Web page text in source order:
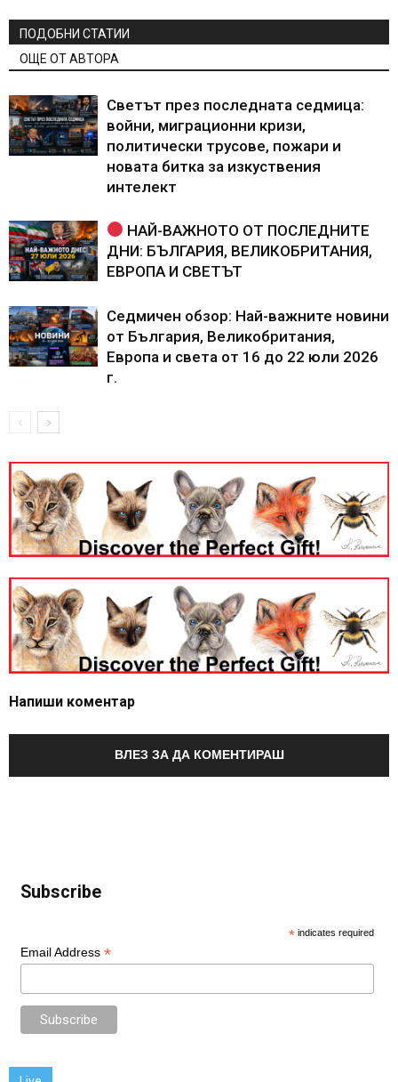
ПОДОБНИ СТАТИИ
ОЩЕ ОТ АВТОРА
Светът през последната седмица:
войни, миграционни кризи,
политически трусове, пожари и
новата битка за изкуствения
интелект
НАЙ-ВАЖНОТО ОТ ПОСЛЕДНИТЕ
ДНИ: БЪЛГАРИЯ, ВЕЛИКОБРИТАНИЯ,
ЕВРОПА И СВЕТЪТ
Седмичен обзор: Най-важните новини
от България, Великобритания,
Европа и света от 16 до 22 юли 2026
г.
Напиши коментар
ВЛЕЗ ЗА ДА КОМЕНТИРАШ
Subscribe
* indicates required
Email Address *